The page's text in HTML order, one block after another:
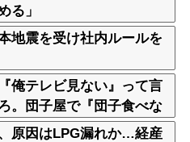
る」
地震を受け社内ルールを
俺テレビ見ない』って言
。団子屋で『団子食べな
」
原因はLPG漏れか…経産